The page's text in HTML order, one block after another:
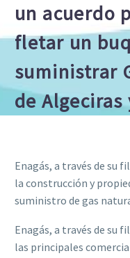
un acuerdo
fletar un
suministrar
de
Enagás, a través de su
la construcción y
suministro de gas
Enagás, a través de su
las principales